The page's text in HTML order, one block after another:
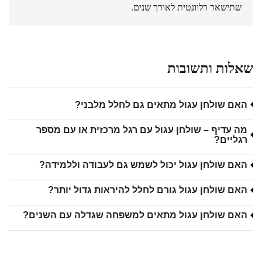
שתישאר רלוונטית לאורך שנים.
שאלות ותשובות
האם שולחן עגול מתאים גם לחלל מלבני?
מה עדיף – שולחן עגול עם רגל מרכזית או עם מספר
רגליים?
האם שולחן עגול יכול לשמש גם לעבודה וללמידה?
האם שולחן עגול גורם לחלל להיראות גדול יותר?
האם שולחן עגול מתאים למשפחה שגדלה עם השנים?